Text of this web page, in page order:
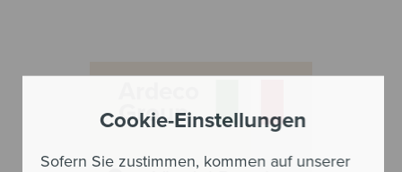
Cookie-Einstellungen
Sofern Sie zustimmen, kommen auf unserer
Group